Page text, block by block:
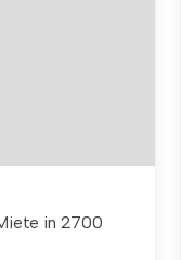
in 2700